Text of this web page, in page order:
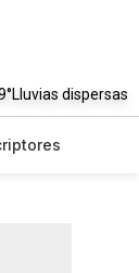
Lluvias dispersas